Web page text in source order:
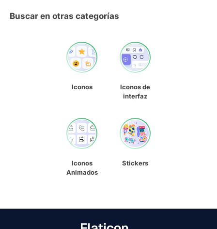
Buscar en otras categorías
Iconos
Iconos de
interfaz
Iconos
Animados
Stickers